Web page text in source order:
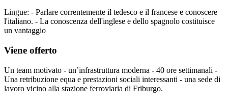
Lingue: - Parlare correntemente il tedesco e il francese e conoscere
l'italiano. - La conoscenza dell'inglese e dello spagnolo costituisce
un vantaggio
Viene offerto
Un team motivato - un’infrastruttura moderna - 40 ore settimanali -
Una retribuzione equa e prestazioni sociali interessanti - una sede di
lavoro vicino alla stazione ferroviaria di Friburgo.